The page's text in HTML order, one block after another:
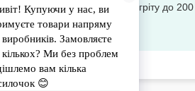
поставте випікатися у розігріту до